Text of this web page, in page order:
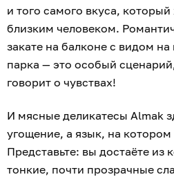
и того самого вкуса, который
близким человеком.
закате на балконе с видом
парка — это особый
говорит о чувствах!
И мясные деликатесы Almak
угощение, а язык, на
Представьте: вы достаёте из
тонкие, почти прозрачные